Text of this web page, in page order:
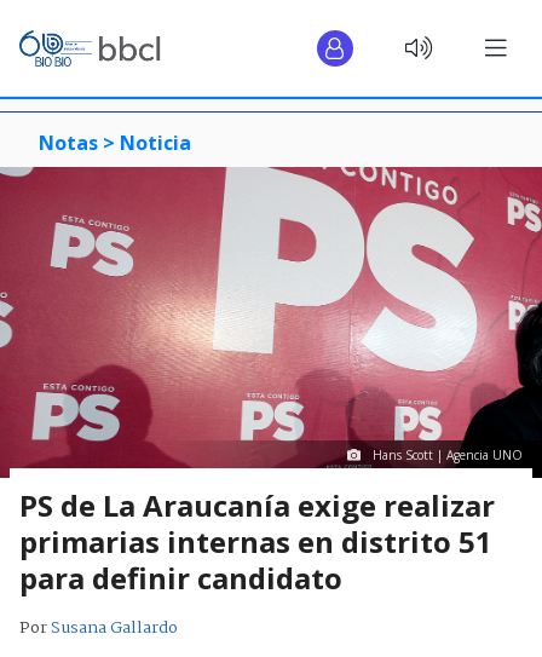
Notas > Noticia
Hans Scott | Agencia UNO
PS de La Araucanía exige realizar
primarias internas en distrito 51
para definir candidato
PorSusana Gallardo